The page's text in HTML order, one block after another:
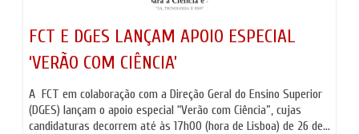
FCT E DGES LANÇAM APOIO ESPECIAL
‘VERÃO COM CIÊNCIA’
A FCT em colaboração com a Direção Geral do Ensino Superior
(DGES) lançam o apoio especial “Verão com Ciência”, cujas
candidaturas decorrem até às 17h00 (hora de Lisboa) de 26 de…